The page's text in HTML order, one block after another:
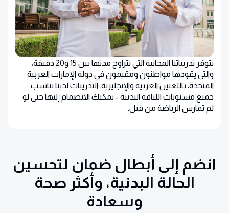
تتوفر تدريباتنا المجانية التي تتراوح مدتها بين 15 و20 دقيقة،
والتي يقودها مواطنون ومقيمون في دولة الإمارات العربية
المتحدة، باللغتين العربية والإنجليزية. التدريبات لدينا تناسب
جميع مستويات اللياقة البدنية - يمكنك الانضمام إليها حتى لو
لم تمارس الرياضة من قبل.
انضم إلى أبطال ضمان لتحسين
الحالة البدنية، وأكثر صحة
وسعادة